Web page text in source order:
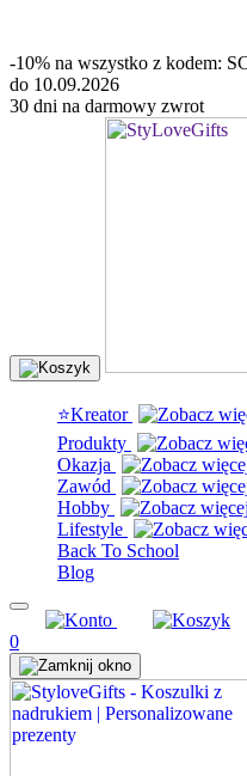
-10% na wszystko z kodem:
do 10.09.2026
30 dni na darmowy zwrot
⭐Kreator
Produkty
Okazja
Zawód
Hobby
Lifestyle
Back To School
Blog
0